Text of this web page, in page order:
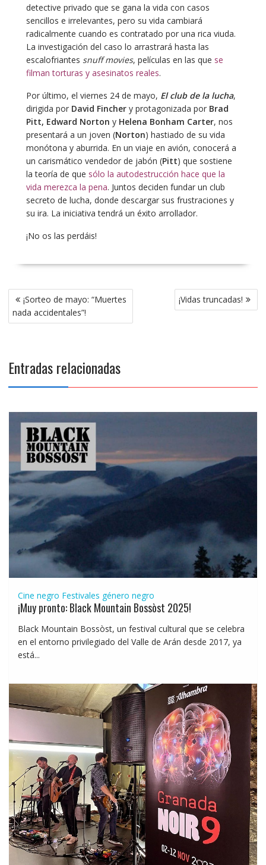
detective privado que se gana la vida con casos
sencillos e irrelevantes, pero su vida cambiará
radicalmente cuando es contratado por una rica viuda.
La investigación del caso lo arrastrará hasta las
escalofriantes snuff movies, películas en las que se
filman torturas y asesinatos reales.
Por último, el viernes 24 de mayo, El club de la lucha,
dirigida por David Finchery protagonizada por Brad
Pitt, Edward Norton y Helena Bonham Carter, nos
presentará a un joven (Norton) hastiado de su vida
monótona y aburrida. En un viaje en avión, conocerá a
un carismático vendedor de jabón (Pitt) que sostiene
la teoría de que sólo la autodestrucción hace que la
vida merezca la pena. Juntos deciden fundar un club
secreto de lucha, donde descargar sus frustraciones y
su ira. La iniciativa tendrá un éxito arrollador.
¡No os las perdáis!
Navegación
de
entradas
¡Sorteo de mayo: “Muertes
nada accidentales”!
¡Vidas truncadas!
Entradas relacionadas
Cine negro Festivales género negro
¡Muy pronto: Black Mountain Bossòst 2025!
Black Mountain Bossòst, un festival cultural que se celebra
en el entorno privilegiado del Valle de Arán desde 2017, ya
está...